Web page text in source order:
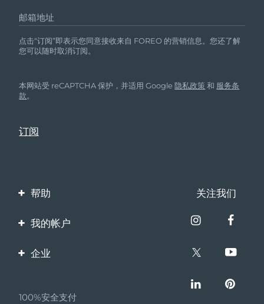
邮箱地址
点击“订阅”即表示您同意接收来自 FOREO 的营销信息。您还了解
您可以随时取消订阅。
本网站受 reCAPTCHA 保护，并适用 Google隐私政策 和 服务条
款。
帮助
联系我们
保修与退换货
关注我们
我的帐户
产品注册
企业
伙伴计划
100%安全支付